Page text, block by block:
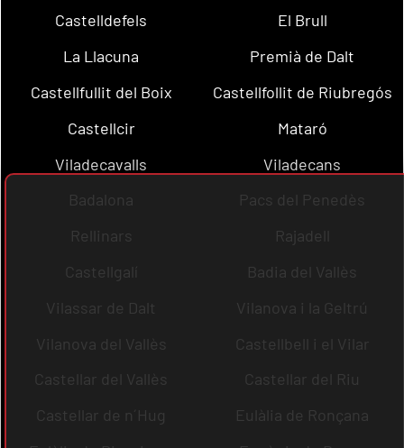
Castelldefels
El Brull
La Llacuna
Premià de Dalt
Castellfullit del Boix
Castellfollit de Riubregós
Castellcir
Mataró
Viladecavalls
Viladecans
Badalona
Pacs del Penedès
Rellinars
Rajadell
Castellgalí
Badia del Vallès
Vilassar de Dalt
Vilanova i la Geltrú
Vilanova del Vallès
Castellbell i el Vilar
Castellar del Vallès
Castellar del Riu
Castellar de n´Hug
Eulàlia de Ronçana